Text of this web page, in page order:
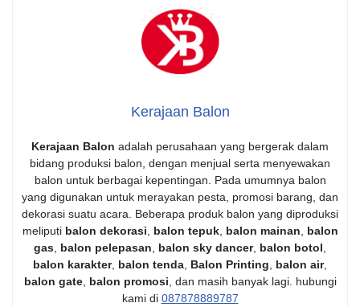
Kerajaan Balon
Kerajaan Balon adalah perusahaan yang bergerak dalam
bidang produksi balon, dengan menjual serta menyewakan
balon untuk berbagai kepentingan. Pada umumnya balon
yang digunakan untuk merayakan pesta, promosi barang, dan
dekorasi suatu acara. Beberapa produk balon yang diproduksi
meliputi balon dekorasi balon tepuk, balon mainan
balon
gas balon pelepasan balon sky dancer, balon botol
balon karakter, balon tenda Balon Printing balon air,
balon gate, balon promosi , dan masih banyak lagi. hubungi
kami di 087878889787